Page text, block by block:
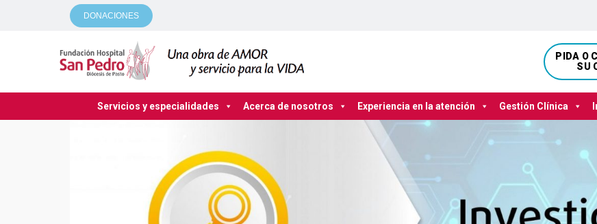
DONACIONES
PIDA O
SU
Servicios y especialidades Acerca de nosotros Experiencia en la atención Gestión Clínica